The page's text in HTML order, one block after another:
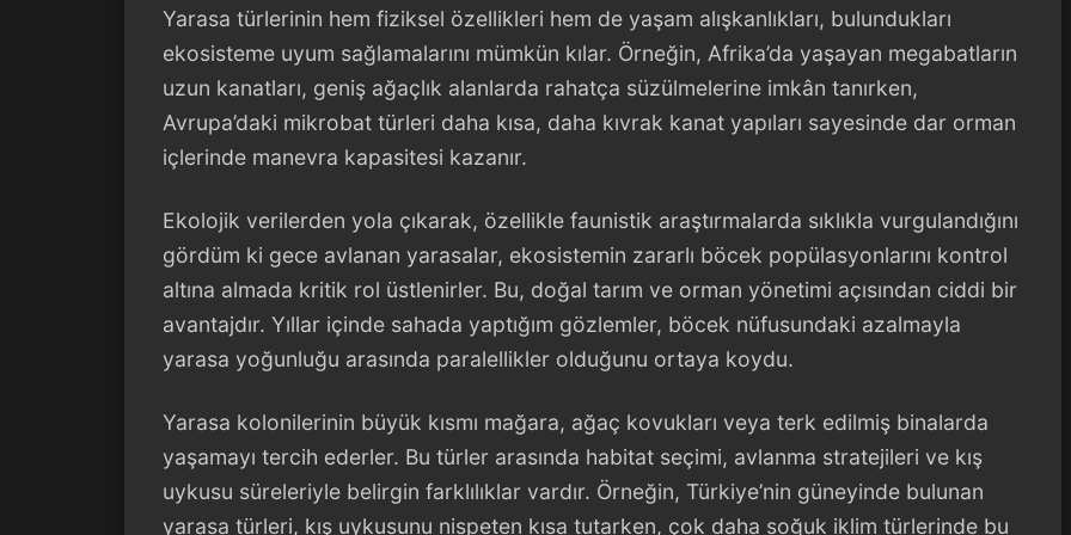
Yarasa türlerinin hem fiziksel özellikleri hem de yaşam alışkanlıkları, bulundukları
ekosisteme uyum sağlamalarını mümkün kılar. Örneğin, Afrika’da yaşayan megabatların
uzun kanatları, geniş ağaçlık alanlarda rahatça süzülmelerine imkân tanırken,
Avrupa’daki mikrobat türleri daha kısa, daha kıvrak kanat yapıları sayesinde dar orman
içlerinde manevra kapasitesi kazanır.
Ekolojik verilerden yola çıkarak, özellikle faunistik araştırmalarda sıklıkla vurgulandığını
gördüm ki gece avlanan yarasalar, ekosistemin zararlı böcek popülasyonlarını kontrol
altına almada kritik rol üstlenirler. Bu, doğal tarım ve orman yönetimi açısından ciddi bir
avantajdır. Yıllar içinde sahada yaptığım gözlemler, böcek nüfusundaki azalmayla
yarasa yoğunluğu arasında paralellikler olduğunu ortaya koydu.
Yarasa kolonilerinin büyük kısmı mağara, ağaç kovukları veya terk edilmiş binalarda
yaşamayı tercih ederler. Bu türler arasında habitat seçimi, avlanma stratejileri ve kış
uykusu süreleriyle belirgin farklılıklar vardır. Örneğin, Türkiye’nin güneyinde bulunan
yarasa türleri, kış uykusunu nispeten kısa tutarken, çok daha soğuk iklim türlerinde bu